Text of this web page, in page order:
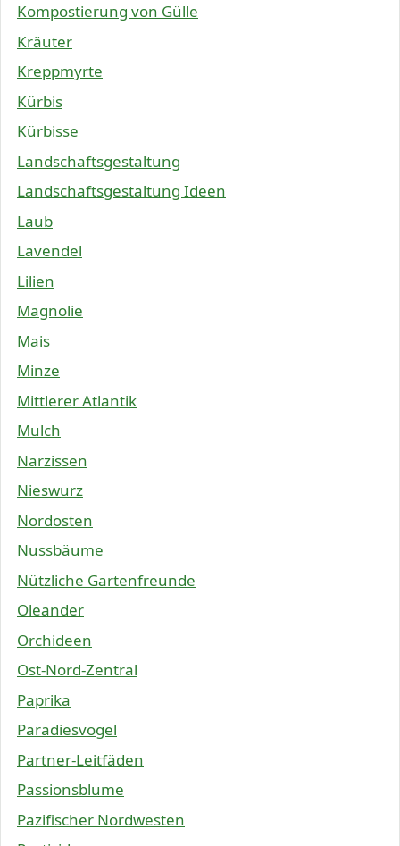
Kompostierung von Gülle
Kräuter
Kreppmyrte
Kürbis
Kürbisse
Landschaftsgestaltung
Landschaftsgestaltung Ideen
Laub
Lavendel
Lilien
Magnolie
Mais
Minze
Mittlerer Atlantik
Mulch
Narzissen
Nieswurz
Nordosten
Nussbäume
Nützliche Gartenfreunde
Oleander
Orchideen
Ost-Nord-Zentral
Paprika
Paradiesvogel
Partner-Leitfäden
Passionsblume
Pazifischer Nordwesten